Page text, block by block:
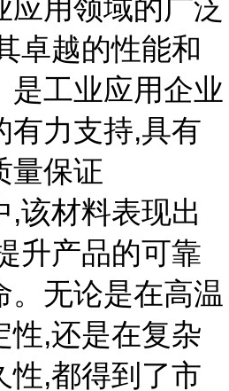
应用领域的广泛
卓越的性能和
是工业应用企业
有力支持,具有
量保证
,该材料表现出
升产品的可靠
。无论是在高温
性,还是在复杂
性,都得到了市